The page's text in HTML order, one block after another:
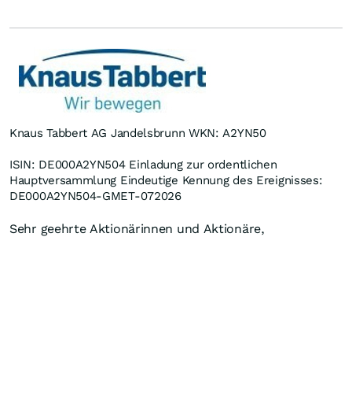
Knaus Tabbert AG Jandelsbrunn WKN: A2YN50
ISIN: DE000A2YN504 Einladung zur ordentlichen
Hauptversammlung Eindeutige Kennung des Ereignisses:
DE000A2YN504-GMET-072026
Sehr geehrte Aktionärinnen und Aktionäre,